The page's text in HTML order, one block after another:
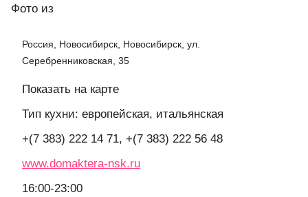
Фото из
Россия, Новосибирск, Новосибирск, ул.
Серебренниковская, 35
Показать на карте
Тип кухни: европейская, итальянская
+(7 383) 222 14 71, +(7 383) 222 56 48
www.domaktera-nsk.ru
16:00-23:00